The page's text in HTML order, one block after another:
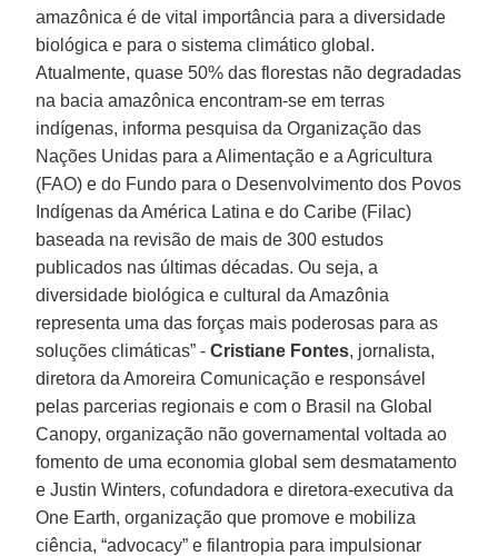
amazônica é de vital importância para a diversidade
biológica e para o sistema climático global.
Atualmente, quase 50% das florestas não degradadas
na bacia amazônica encontram-se em terras
indígenas, informa pesquisa da Organização das
Nações Unidas para a Alimentação e a Agricultura
(FAO) e do Fundo para o Desenvolvimento dos Povos
Indígenas da América Latina e do Caribe (Filac)
baseada na revisão de mais de 300 estudos
publicados nas últimas décadas. Ou seja, a
diversidade biológica e cultural da Amazônia
representa uma das forças mais poderosas para as
soluções climáticas” -Cristiane Fontes, jornalista,
diretora da Amoreira Comunicação e responsável
pelas parcerias regionais e com o Brasil na Global
Canopy, organização não governamental voltada ao
fomento de uma economia global sem desmatamento
e Justin Winters, cofundadora e diretora-executiva da
One Earth, organização que promove e mobiliza
ciência, “advocacy” e filantropia para impulsionar